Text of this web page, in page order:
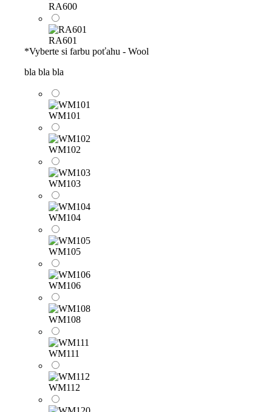
RA600
RA601
*Vyberte si farbu poťahu - Wool
bla bla bla
WM101
WM102
WM103
WM104
WM105
WM106
WM108
WM111
WM112